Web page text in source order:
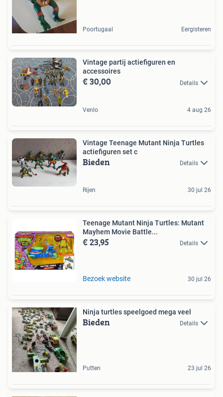
Poortugaal Eergisteren
Vintage partij actiefiguren en
accessoires
€ 30,00 Details
Venlo 4 aug 26
Vintage Teenage Mutant Ninja Turtles
actiefiguren set c
Bieden Details
Rijen 30 jul 26
Teenage Mutant Ninja Turtles: Mutant
Mayhem Movie Battle...
€ 23,95 Details
Bezoek website 30 jul 26
Ninja turtles speelgoed mega veel
Bieden Details
Putten 23 jul 26